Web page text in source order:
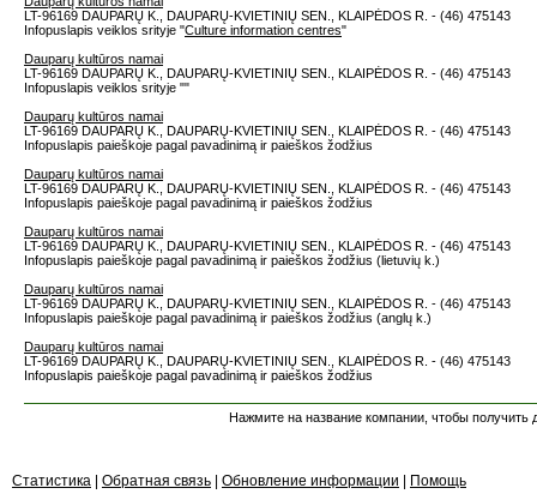
LT-96169 DAUPARŲ K., DAUPARŲ-KVIETINIŲ SEN., KLAIPĖDOS R. - (46) 475143
Infopuslapis veiklos srityje "Culture information centres"
Dauparų kultūros namai
LT-96169 DAUPARŲ K., DAUPARŲ-KVIETINIŲ SEN., KLAIPĖDOS R. - (46) 475143
Infopuslapis veiklos srityje ""
Dauparų kultūros namai
LT-96169 DAUPARŲ K., DAUPARŲ-KVIETINIŲ SEN., KLAIPĖDOS R. - (46) 475143
Infopuslapis paieškoje pagal pavadinimą ir paieškos žodžius
Dauparų kultūros namai
LT-96169 DAUPARŲ K., DAUPARŲ-KVIETINIŲ SEN., KLAIPĖDOS R. - (46) 475143
Infopuslapis paieškoje pagal pavadinimą ir paieškos žodžius
Dauparų kultūros namai
LT-96169 DAUPARŲ K., DAUPARŲ-KVIETINIŲ SEN., KLAIPĖDOS R. - (46) 475143
Infopuslapis paieškoje pagal pavadinimą ir paieškos žodžius (lietuvių k.)
Dauparų kultūros namai
LT-96169 DAUPARŲ K., DAUPARŲ-KVIETINIŲ SEN., KLAIPĖDOS R. - (46) 475143
Infopuslapis paieškoje pagal pavadinimą ir paieškos žodžius (anglų k.)
Dauparų kultūros namai
LT-96169 DAUPARŲ K., DAUPARŲ-KVIETINIŲ SEN., KLAIPĖDOS R. - (46) 475143
Infopuslapis paieškoje pagal pavadinimą ir paieškos žodžius
Нажмите на название компании, чтобы получить
Статистика Обратная связь Обновление информации
Помощь